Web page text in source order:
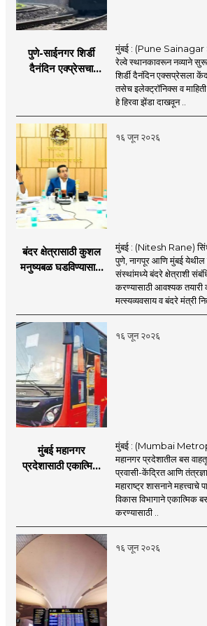
पुणे-साईनगर शिर्डी
दैनंदिन एक्प्रेसचा
हिरवा झेंडा
मुंबई : (Pune
रेल्वे स्थानकावरून नव्याने
शिर्डी दैनंदिन एक्सप्रेसला
तसेच इलेक्ट्रॉनिक्स व माहिती
हे हिरवा झेंडा दाखवून ..
१६ जून २०२६
बंदर क्षेत्रासाठी कुशल
मनुष्यबळ घडविण्यासाठी
अभ्यासक्रम - मंत्री
नितेश राणे
मुंबई : (Nitesh Rane)
पुणे, नागपूर आणि मुंबई
संस्थांमध्ये बंदरे क्षेत्राशी
करण्यासाठी आवश्यक तयारी
मत्स्यव्यवसाय व बंदरे मंत्री
१६ जून २०२६
मुंबई महानगर
प्रदेशासाठी एकात्मिक
मुंबई : (Mumbai
महानगर प्रदेशातील बस
प्रवासी-केंद्रित आणि
महाराष्ट्र शासनाने
विकास विभागाने एकात्मिक
करण्यासाठी ..
१६ जून २०२६